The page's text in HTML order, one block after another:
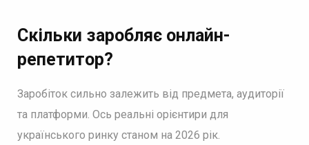
Скільки заробляє онлайн-
репетитор?
Заробіток сильно залежить від предмета, аудиторії
та платформи. Ось реальні орієнтири для
українського ринку станом на 2026 рік.